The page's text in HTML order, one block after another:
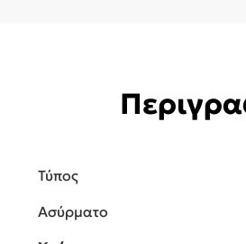
Τύπος
Ασύρματο